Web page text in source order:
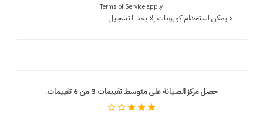
Terms of Serviceapply.
لا يمكن استخدام كوبونات إلا بعد التسجيل
حصل مركز الصيانة على متوسط تقييمات 3 من 6 تقييمات.